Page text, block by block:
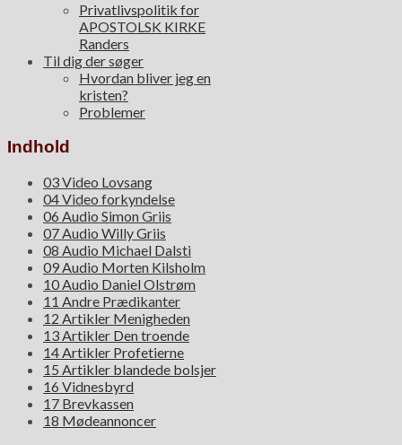
Privatlivspolitik for
APOSTOLSK KIRKE
Randers
Til dig der søger
Hvordan bliver jeg en
kristen?
Problemer
Indhold
03 Video Lovsang
04 Video forkyndelse
06 Audio Simon Griis
07 Audio Willy Griis
08 Audio Michael Dalsti
09 Audio Morten Kilsholm
10 Audio Daniel Olstrøm
11 Andre Prædikanter
12 Artikler Menigheden
13 Artikler Den troende
14 Artikler Profetierne
15 Artikler blandede bolsjer
16 Vidnesbyrd
17 Brevkassen
18 Mødeannoncer